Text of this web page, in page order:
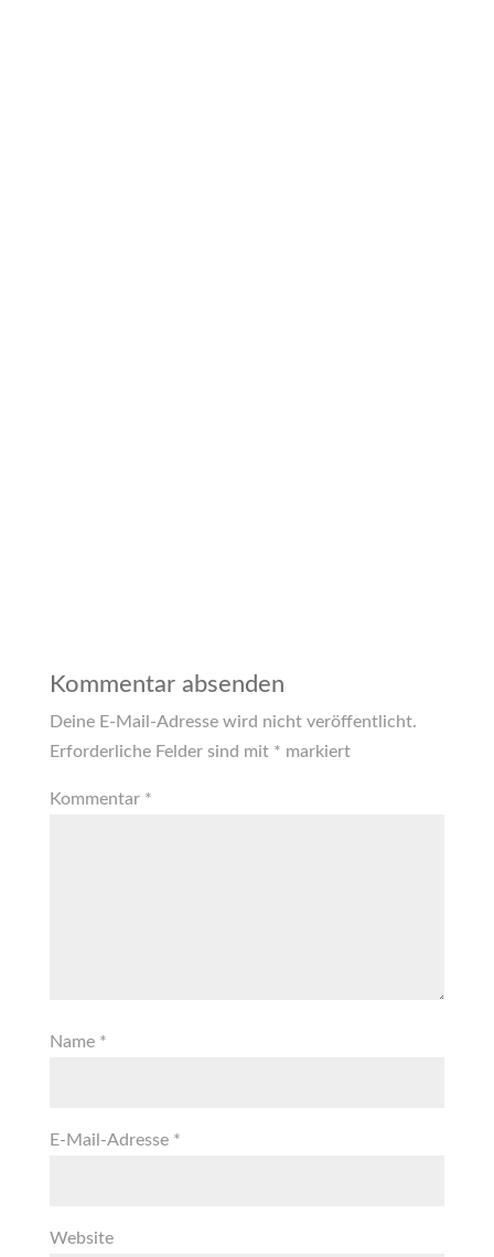
Kommentar absenden
Deine E-Mail-Adresse wird nicht veröffentlicht.
Erforderliche Felder sind mit * markiert
Kommentar *
Name *
E-Mail-Adresse *
Website